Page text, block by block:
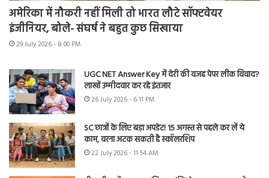
अमेरिका में नौकरी नहीं मिली तो भारत लौटे सॉफ्टवेयर
इंजीनियर, बोले- संघर्ष ने बहुत कुछ सिखाया
29 July 2026 - 8:00 PM
UGC NET Answer Key में देरी की वजह पेपर लीक विवाद?
लाखों उम्मीदवार कर रहे इंतजार
26 July 2026 - 6:11 PM
SC छात्रों के लिए बड़ा अपडेट! 15 अगस्त से पहले कर लें ये
काम, वरना अटक सकती है स्कॉलरशिप
22 July 2026 - 11:54 AM